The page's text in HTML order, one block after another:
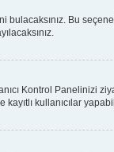
bulacaksınız. Bu
Kontrol Panelinizi
kullanıcılar